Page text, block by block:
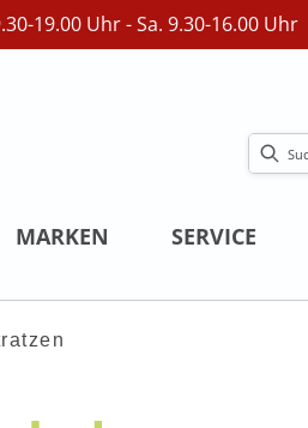
19.00 Uhr - Sa. 9.30-16.00 Uhr
MARKEN SERVICE